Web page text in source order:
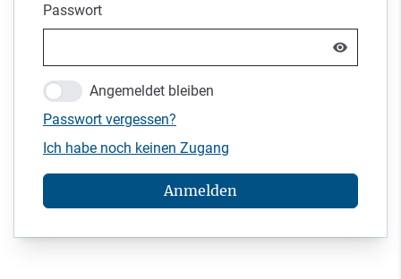
Passwort
Angemeldet bleiben
Passwort vergessen?
Ich habe noch keinen Zugang
Anmelden